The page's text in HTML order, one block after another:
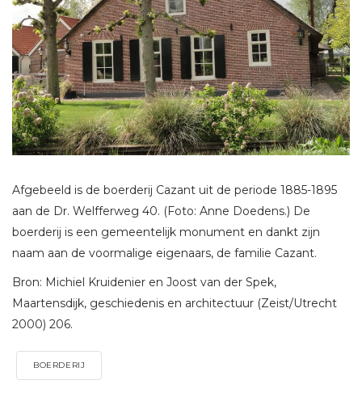
Afgebeeld is de boerderij Cazant uit de periode 1885-1895
aan de Dr. Welfferweg 40. (Foto: Anne Doedens.) De
boerderij is een gemeentelijk monument en dankt zijn
naam aan de voormalige eigenaars, de familie Cazant.
Bron: Michiel Kruidenier en Joost van der Spek,
Maartensdijk, geschiedenis en architectuur (Zeist/Utrecht
2000) 206.
BOERDERIJ